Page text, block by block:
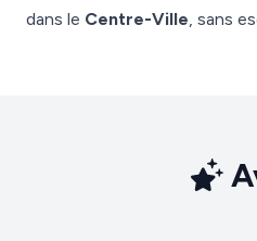
dans le Centre-Ville, sans